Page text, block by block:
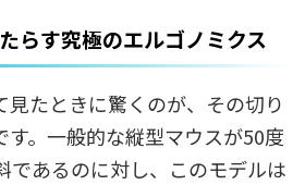
らす究極のエルゴノミクス
見たときに驚くのが、その切り
す。一般的な縦型マウスが50度
であるのに対し、このモデルは